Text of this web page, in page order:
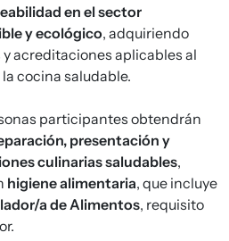
en el sector
y ecológico, adquiriendo
acreditaciones aplicables al
cocina saludable.
participantes obtendrán
presentación y
culinarias saludables,
higiene alimentaria, que incluye
a de Alimentos, requisito